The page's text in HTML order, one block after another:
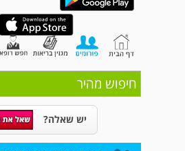
חיפוש מהיר
יש שאלה?